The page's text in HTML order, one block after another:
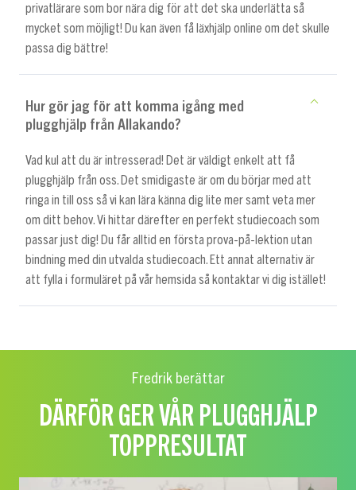
privatlärare som bor nära dig för att det ska underlätta så
mycket som möjligt! Du kan även få läxhjälp online om det skulle
passa dig bättre!
Hur gör jag för att komma igång med
plugghjälp från Allakando?
Vad kul att du är intresserad! Det är väldigt enkelt att få
plugghjälp från oss. Det smidigaste är om du börjar med att
ringa in till oss så vi kan lära känna dig lite mer samt veta mer
om ditt behov. Vi hittar därefter en perfekt studiecoach som
passar just dig! Du får alltid en första prova-på-lektion utan
bindning med din utvalda studiecoach. Ett annat alternativ är
att fylla i formuläret på vår hemsida så kontaktar vi dig istället!
Fredrik berättar
DÄRFÖR GER VÅR PLUGGHJÄLP
TOPPRESULTAT